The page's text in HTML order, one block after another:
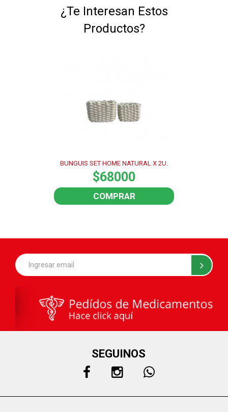
¿Te Interesan Estos
Productos?
BUNGUIS SET HOME NATURAL X 2U.
$68000
COMPRAR
SEGUINOS